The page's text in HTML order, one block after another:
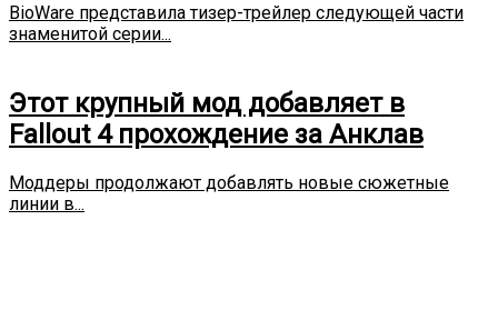
BioWare представила тизер-трейлер следующей части
знаменитой серии...
Этот крупный мод добавляет в
Fallout 4 прохождение за Анклав
Моддеры продолжают добавлять новые сюжетные
линии в...